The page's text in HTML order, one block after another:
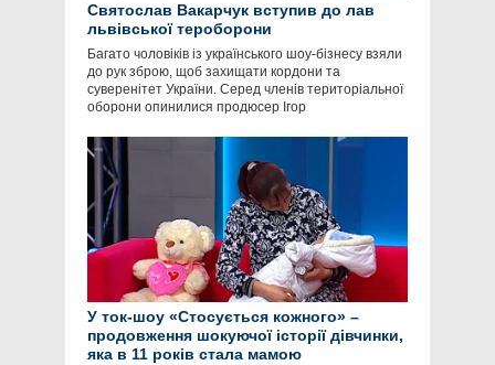
Святослав Вакарчук вступив до лав
львівської тероборони
Багато чоловіків із українського шоу-бізнесу взяли
до рук зброю, щоб захищати кордони та
суверенітет України. Серед членів територіальної
оборони опинилися продюсер Ігор
У ток-шоу «Стосується кожного» –
продовження шокуючої історії дівчинки,
яка в 11 років стала мамою